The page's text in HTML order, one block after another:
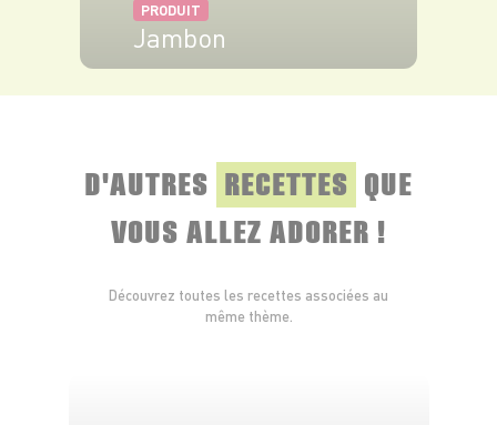
PRODUIT
Jambon
D'AUTRES RECETTES QUE
VOUS ALLEZ ADORER !
Découvrez toutes les recettes associées au
même thème.